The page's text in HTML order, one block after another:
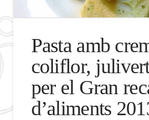
Pasta amb
coliflor,
per el Gran
d’aliments